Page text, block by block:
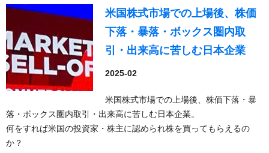
米国株式市場での上場後、株価
下落・暴落・ボックス圏内取
引・出来高に苦しむ日本企業
2025-02
米国株式市場での上場後、株価下落・暴
落・ボックス圏内取引・出来高に苦しむ日本企業。
何をすれば米国の投資家・株主に認められ株を買ってもらえるの
か？